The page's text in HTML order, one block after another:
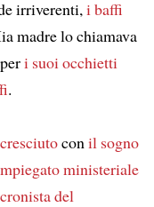
irriverenti,i baffi
madre lo chiamava
i suoi occhietti
.
conil sogno
ministeriale
cronistadel